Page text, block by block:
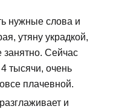
нужные слова и
утяну украдкой,
занятно. Сейчас
тысячи, очень
плачевной.
и